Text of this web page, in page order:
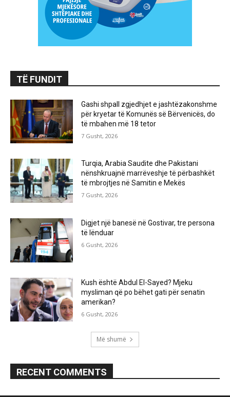
TË FUNDIT
Gashi shpall zgjedhjet e jashtëzakonshme
për kryetar të Komunës së Bërvenicës, do
të mbahen më 18 tetor
7 Gusht, 2026
Turqia, Arabia Saudite dhe Pakistani
nënshkruajnë marrëveshje të përbashkët
të mbrojtjes në Samitin e Mekës
7 Gusht, 2026
Digjet një banesë në Gostivar, tre persona
të lënduar
6 Gusht, 2026
Kush është Abdul El-Sayed? Mjeku
mysliman që po bëhet gati për senatin
amerikan?
6 Gusht, 2026
Më shumë
RECENT COMMENTS